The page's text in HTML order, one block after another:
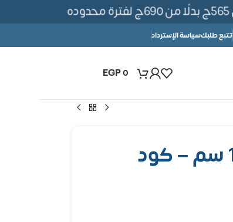
تتبع طلبكسياسة الإسترداد
EGP0
بديل خشب كوري 18 سم – كود